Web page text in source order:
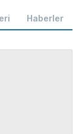
Haberler